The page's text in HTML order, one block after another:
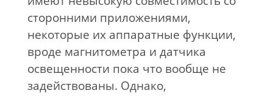
сторонними приложениями,
некоторые их аппаратные функции,
вроде магнитометра и датчика
освещенности пока что вообще не
задействованы. Однако,